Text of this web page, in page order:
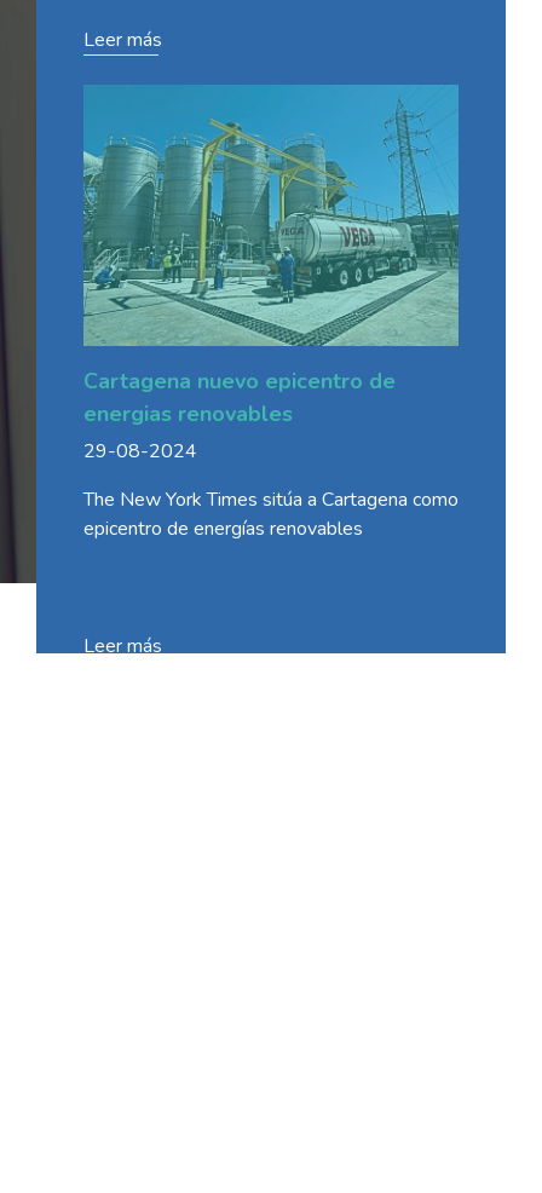
Leer más
Cartagena nuevo epicentro de
energias renovables
29-08-2024
The New York Times sitúa a Cartagena como
epicentro de energías renovables
Leer más